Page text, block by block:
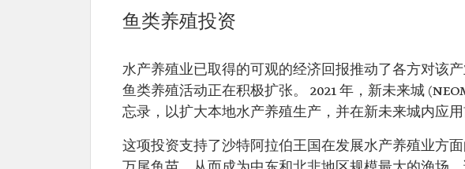
鱼类养殖投资
水产养殖业已取得的可观的经济回报推动了各方对该
鱼类养殖活动正在积极扩张。 2021 年，新未来城
忘录，以扩大本地水产养殖生产，并在新未来城内应用
这项投资支持了沙特阿拉伯王国在发展水产养殖业方